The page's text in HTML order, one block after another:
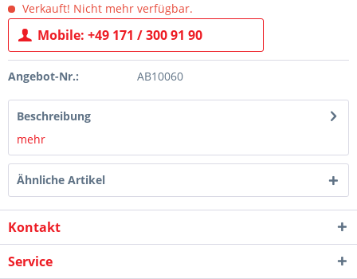
Verkauft! Nicht mehr verfügbar.
Mobile: +49 171 / 300 91 90
Angebot-Nr.: AB10060
Beschreibung
mehr
Ähnliche Artikel
Kontakt
Service